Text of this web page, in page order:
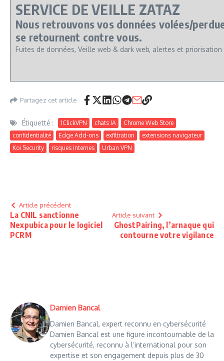
SERVICE DE VEILLE ZATAZ
Nous retrouvons vos données volées/
se retournent contre vous.
Fuites de données, Veille web & dark web, alertes et priorisation
Partagez cet article
Étiquetté : 1ClickVPN chats IA
Chrome Web Store
confidentialité
Edge Add-ons exfiltration
extensions navigateur
Koi Security
risques internes Urban VPN
Article précédent
La CNIL sanctionne
Nexpubica pour le logiciel
PCRM
Article suivant
GhostPairing, l’arnaque qui
contourne votre vigilance
Damien Bancal
Damien Bancal, expert reconnu en cybersécurité
Damien Bancal est une figure incontournable de la
cybersécurité, reconnu à l’international pour son
expertise et son engagement depuis plus de 30